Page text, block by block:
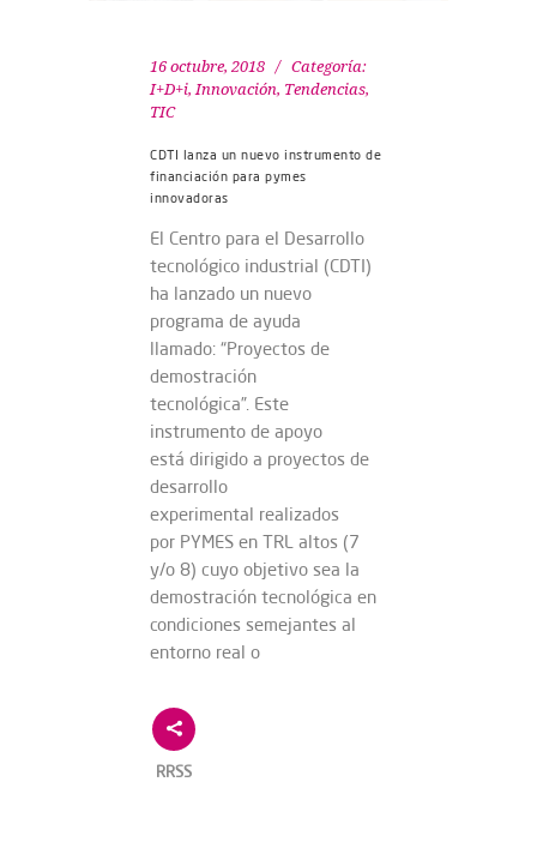
16 octubre, 2018
Categoría:
I+D+i,Innovación, Tendencias,
TIC
CDTI lanza un nuevo instrumento de
financiación para pymes
innovadoras
El Centro para el Desarrollo
tecnológico industrial (CDTI)
ha lanzado un nuevo
programa de ayuda
llamado: “Proyectos de
demostración
tecnológica”. Este
instrumento de apoyo
está dirigido a proyectos de
desarrollo
experimental realizados
por PYMES en TRL altos (7
y/o 8) cuyo objetivo sea la
demostración tecnológica en
condiciones semejantes al
entorno real o
RRSS